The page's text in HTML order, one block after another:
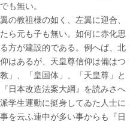
も無い。
の教祖様の如く、左翼に迎合、
ら元も子も無い。如何に赤化思
方が建設的である。例へば、北
はあるが、天皇尊信仰は備はつ
」、「皇国体」、「天皇尊」と
日本改造法案大綱』を読みさへ
学生運動に挺身してゐた人士に
を云ふ連中が多い事からも『日